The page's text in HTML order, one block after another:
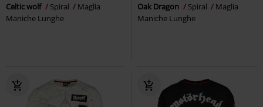
Celtic wolf Spiral
Maglia
Maniche Lunghe
Oak Dragon Spiral
Maglia
Maniche Lunghe